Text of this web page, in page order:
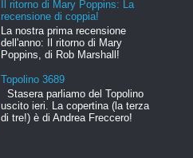
Il ritorno di Mary Poppins: La
recensione di coppia!
La nostra prima recensione
dell'anno: Il ritorno di Mary
Poppins, di Rob Marshall!
Topolino 3689
Stasera parliamo del Topolino
uscito ieri. La copertina (la terza
di tre!) è di Andrea Freccero!